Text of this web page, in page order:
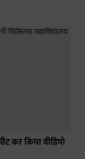
कर किया वीडियो